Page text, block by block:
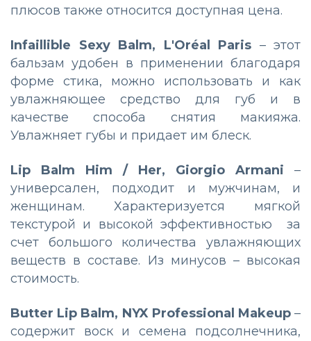
плюсов также относится доступная цена.
Infaillible Sexy Balm, L'Oréal Paris – этот
бальзам удобен в применении благодаря
форме стика, можно использовать и как
увлажняющее средство для губ и в
качестве способа снятия макияжа.
Увлажняет губы и придает им блеск.
Lip Balm Him / Her, Giorgio Armani –
универсален, подходит и мужчинам, и
женщинам. Характеризуется мягкой
текстурой и высокой эффективностью за
счет большого количества увлажняющих
веществ в составе. Из минусов – высокая
стоимость.
Butter Lip Balm, NYX Professional Makeup –
содержит воск и семена подсолнечника,